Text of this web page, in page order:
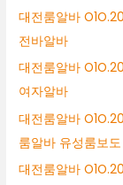
대전룸알바
전바알바
대전룸알바
여자알바
대전룸알바
룸알바 유성룸보도
대전룸알바